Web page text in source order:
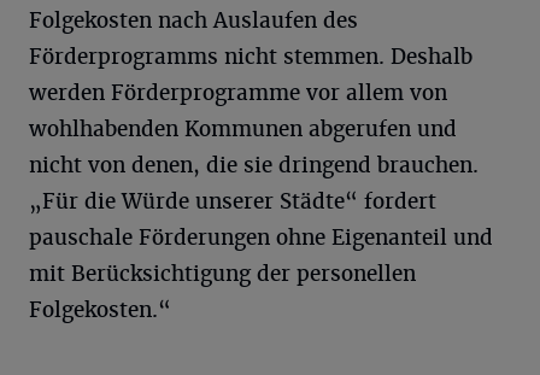
Folgekosten nach Auslaufen des
Förderprogramms nicht stemmen. Deshalb
werden Förderprogramme vor allem von
wohlhabenden Kommunen abgerufen und
nicht von denen, die sie dringend brauchen.
„Für die Würde unserer Städte“ fordert
pauschale Förderungen ohne Eigenanteil und
mit Berücksichtigung der personellen
Folgekosten.“